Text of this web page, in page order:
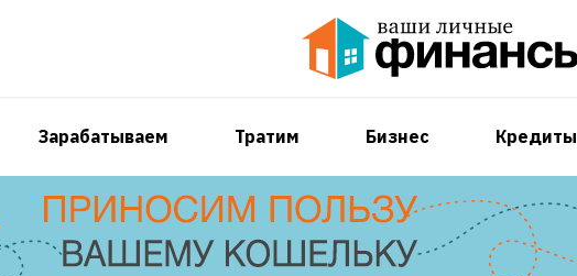
Зарабатываем Тратим Бизнес Кредиты